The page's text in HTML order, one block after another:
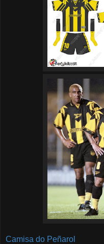
Camisa do Peñarol